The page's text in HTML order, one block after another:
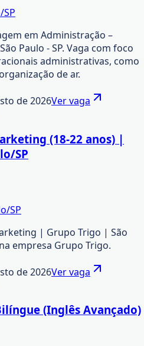
em Administração –
Paulo - SP. Vaga com foco
administrativas, como
de ar.
de 2026Ver vaga
(18-22 anos) |
SP
SP
| Grupo Trigo | São
empresa Grupo Trigo.
de 2026Ver vaga
(Inglês Avançado)